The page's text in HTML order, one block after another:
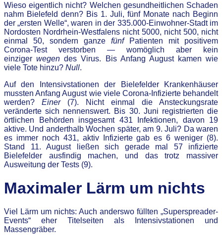
Wieso eigentlich nicht? Welchen gesundheitlichen Schaden
nahm Bielefeld denn? Bis 1. Juli, fünf Monate nach Beginn
der „ersten Welle“, waren in der 335.000-Einwohner-Stadt im
Nordosten Nordrhein-Westfalens nicht 5000, nicht 500, nicht
einmal 50, sondern ganze fünfPatienten mit positivem
Corona-Test verstorben — womöglich aber kein
einzigerwegen des Virus. Bis Anfang August kamen wie
viele Tote hinzu? Null.
Auf den Intensivstationen der Bielefelder Krankenhäuser
mussten Anfang August wie viele Corona-Infizierte behandelt
werden? Einer(7). Nicht einmal die Ansteckungsrate
veränderte sich nennenswert. Bis 30. Juni registrierten die
örtlichen Behörden insgesamt 431 Infektionen, davon 19
aktive. Und anderthalb Wochen später, am 9. Juli? Da waren
es immer noch 431, aktiv Infizierte gab es 6 weniger (8).
Stand 11. August ließen sich gerade mal 57 infizierte
Bielefelder ausfindig machen, und das trotz massiver
Ausweitung der Tests (9).
Maximaler Lärm um nichts
Viel Lärm um nichts: Auch anderswo füllten „Superspreader-
Events“ eher Titelseiten als Intensivstationen und
Massengräber.